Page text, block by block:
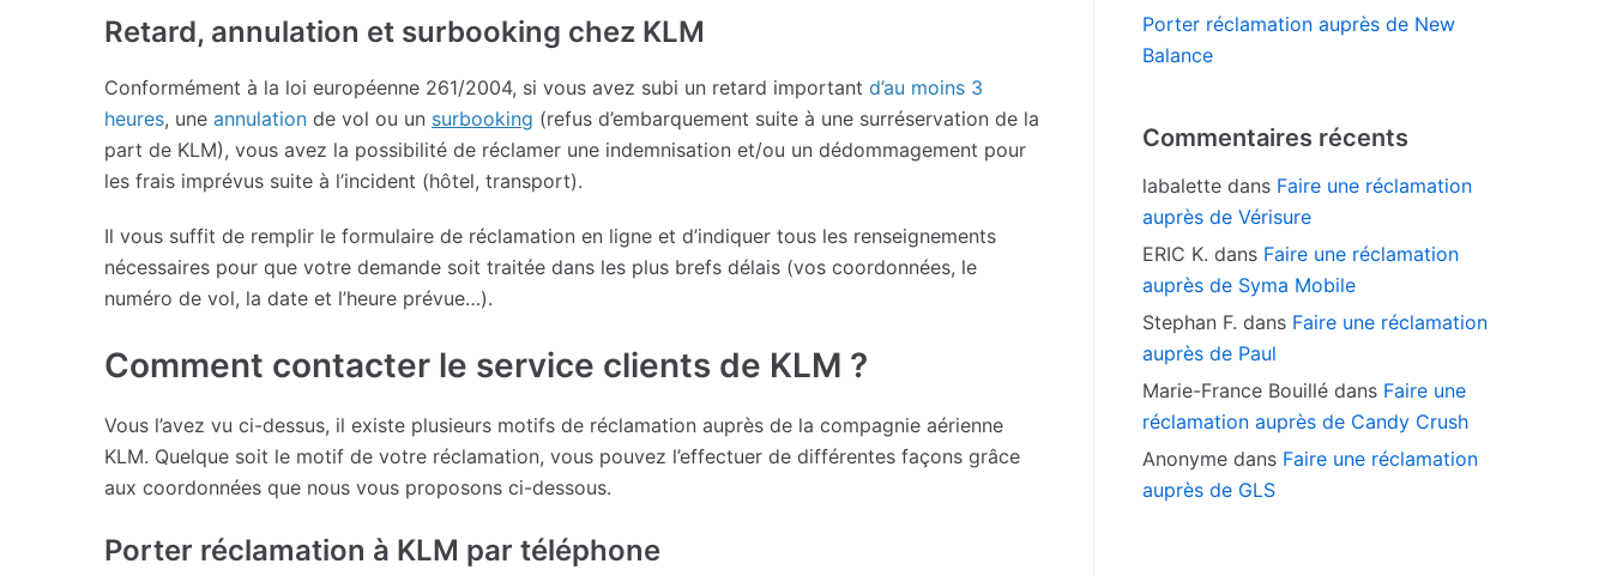
Retard, annulation et surbooking chez KLM
Conformément à la loi européenne 261/2004, si vous avez subi un retard important d’au moins 3
heures, une annulation de vol ou un surbooking (refus d’embarquement suite à une surréservation de la
part de KLM), vous avez la possibilité de réclamer une indemnisation et/ou un dédommagement pour
les frais imprévus suite à l’incident (hôtel, transport).
Il vous suffit de remplir le formulaire de réclamation en ligne et d’indiquer tous les renseignements
nécessaires pour que votre demande soit traitée dans les plus brefs délais (vos coordonnées, le
numéro de vol, la date et l’heure prévue…).
Comment contacter le service clients de KLM ?
Vous l’avez vu ci-dessus, il existe plusieurs motifs de réclamation auprès de la compagnie aérienne
KLM. Quelque soit le motif de votre réclamation, vous pouvez l’effectuer de différentes façons grâce
aux coordonnées que nous vous proposons ci-dessous.
Porter réclamation à KLM par téléphone
Porter réclamation auprès de New
Balance
Commentaires récents
labalette dans Faire une réclamation
auprès de Vérisure
ERIC K. dans Faire une réclamation
auprès de Syma Mobile
Stephan F. dans Faire une réclamation
auprès de Paul
Marie-France Bouillé dans Faire une
réclamation auprès de Candy Crush
Anonyme dans Faire une réclamation
auprès de GLS